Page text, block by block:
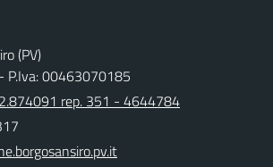
(PV)
P.Iva: 00463070185
rep. 351 - 4644784